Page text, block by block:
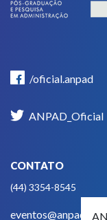
/oficial.anpad
ANPAD_Oficial
CONTATO
(44) 3354-8545